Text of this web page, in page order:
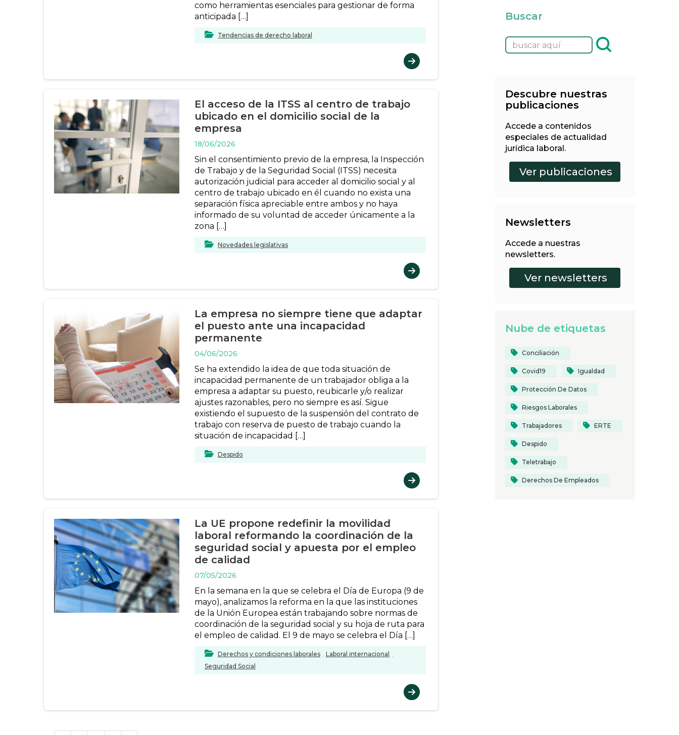
como herramientas esenciales para gestionar de forma
anticipada […]
Tendencias de derecho laboral
El acceso de la ITSS al centro de trabajo
ubicado en el domicilio social de la
empresa
18/06/2026
Sin el consentimiento previo de la empresa, la Inspección
de Trabajo y de la Seguridad Social (ITSS) necesita
autorización judicial para acceder al domicilio social y al
centro de trabajo ubicado en él cuando no exista una
separación física apreciable entre ambos y no haya
informado de su voluntad de acceder únicamente a la
zona […]
Novedades legislativas
La empresa no siempre tiene que adaptar
el puesto ante una incapacidad
permanente
04/06/2026
Se ha extendido la idea de que toda situación de
incapacidad permanente de un trabajador obliga a la
empresa a adaptar su puesto, reubicarle y/o realizar
ajustes razonables, pero no siempre es así. Sigue
existiendo el supuesto de la suspensión del contrato de
trabajo con reserva de puesto de trabajo cuando la
situación de incapacidad […]
Despido
La UE propone redefinir la movilidad
laboral reformando la coordinación de la
seguridad social y apuesta por el empleo
de calidad
07/05/2026
En la semana en la que se celebra el Día de Europa (9 de
mayo), analizamos la reforma en la que las instituciones
de la Unión Europea están trabajando sobre normas de
coordinación de la seguridad social y su hoja de ruta para
el empleo de calidad. El 9 de mayo se celebra el Día […]
Derechos y condiciones laborales , Laboral internacional
,
Seguridad Social
Buscar
Descubre nuestras
publicaciones
Accede a contenidos
especiales de actualidad
jurídica laboral.
Newsletters
Accede a nuestras
newsletters.
Nube de etiquetas
Conciliación
Covid19 Igualdad
Protección De Datos
Riesgos Laborales
Trabajadores ERTE
Despido
Teletrabajo
Derechos De Empleados